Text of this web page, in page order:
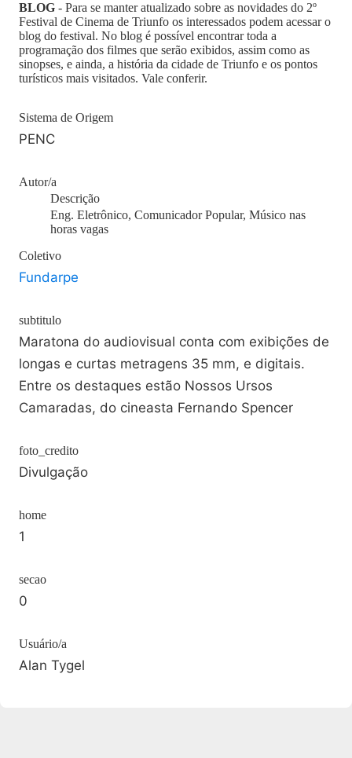
BLOG - Para se manter atualizado sobre as novidades do 2º
Festival de Cinema de Triunfo os interessados podem acessar o
blog do festival. No blog é possível encontrar toda a
programação dos filmes que serão exibidos, assim como as
sinopses, e ainda, a história da cidade de Triunfo e os pontos
turísticos mais visitados. Vale conferir.
Sistema de Origem
PENC
Autor/a
Descrição
Eng. Eletrônico, Comunicador Popular, Músico nas
horas vagas
Coletivo
Fundarpe
subtitulo
Maratona do audiovisual conta com exibições de
longas e curtas metragens 35 mm, e digitais.
Entre os destaques estão Nossos Ursos
Camaradas, do cineasta Fernando Spencer
foto_credito
Divulgação
home
1
secao
0
Usuário/a
Alan Tygel